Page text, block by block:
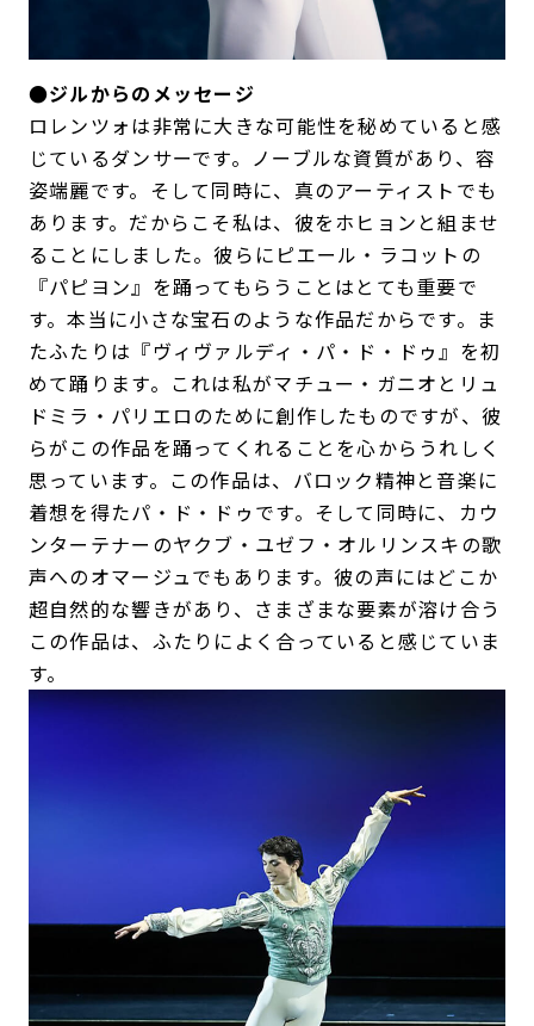
●ジルからのメッセージ
ロレンツォは非常に大きな可能性を秘めていると感
じているダンサーです。ノーブルな資質があり、容
姿端麗です。そして同時に、真のアーティストでも
あります。だからこそ私は、彼をホヒョンと組ませ
ることにしました。彼らにピエール・ラコットの
『パピヨン』を踊ってもらうことはとても重要で
す。本当に小さな宝石のような作品だからです。ま
たふたりは『ヴィヴァルディ・パ・ド・ドゥ』を初
めて踊ります。これは私がマチュー・ガニオとリュ
ドミラ・パリエロのために創作したものですが、彼
らがこの作品を踊ってくれることを心からうれしく
思っています。この作品は、バロック精神と音楽に
着想を得たパ・ド・ドゥです。そして同時に、カウ
ンターテナーのヤクブ・ユゼフ・オルリンスキの歌
声へのオマージュでもあります。彼の声にはどこか
超自然的な響きがあり、さまざまな要素が溶け合う
この作品は、ふたりによく合っていると感じていま
す。